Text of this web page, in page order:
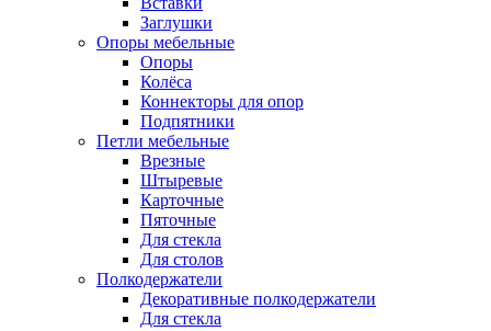
Заглушки
Опоры мебельные
Опоры
Колёса
Коннекторы для опор
Подпятники
Петли мебельные
Врезные
Штыревые
Карточные
Пяточные
Для стекла
Для столов
Полкодержатели
Декоративные полкодержатели
Для стекла